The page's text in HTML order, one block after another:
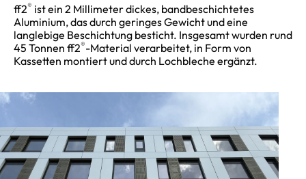
ff2® ist ein 2 Millimeter dickes, bandbeschichtetes
Aluminium, das durch geringes Gewicht und eine
langlebige Beschichtung besticht. Insgesamt wurden rund
45 Tonnen ff2®-Material verarbeitet, in Form von
Kassetten montiert und durch Lochbleche ergänzt.